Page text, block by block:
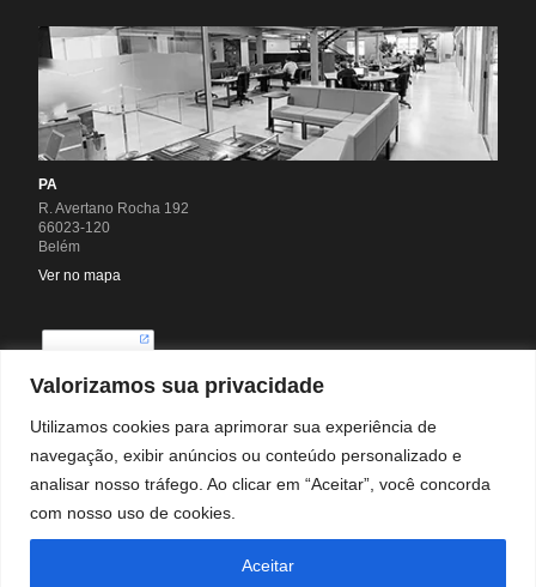
Valorizamos sua privacidade
Utilizamos cookies para aprimorar sua experiência de
navegação, exibir anúncios ou conteúdo personalizado e
analisar nosso tráfego. Ao clicar em “Aceitar”, você concorda
com nosso uso de cookies.
Aceitar
PA
R. Avertano Rocha 192
66023-120
Belém
Ver no mapa
Todos os direitos reservados. Escala 2026